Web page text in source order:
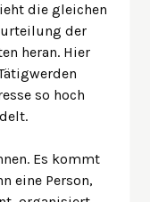
die gleichen
der
heran. Hier
so hoch
Es kommt
eine Person,